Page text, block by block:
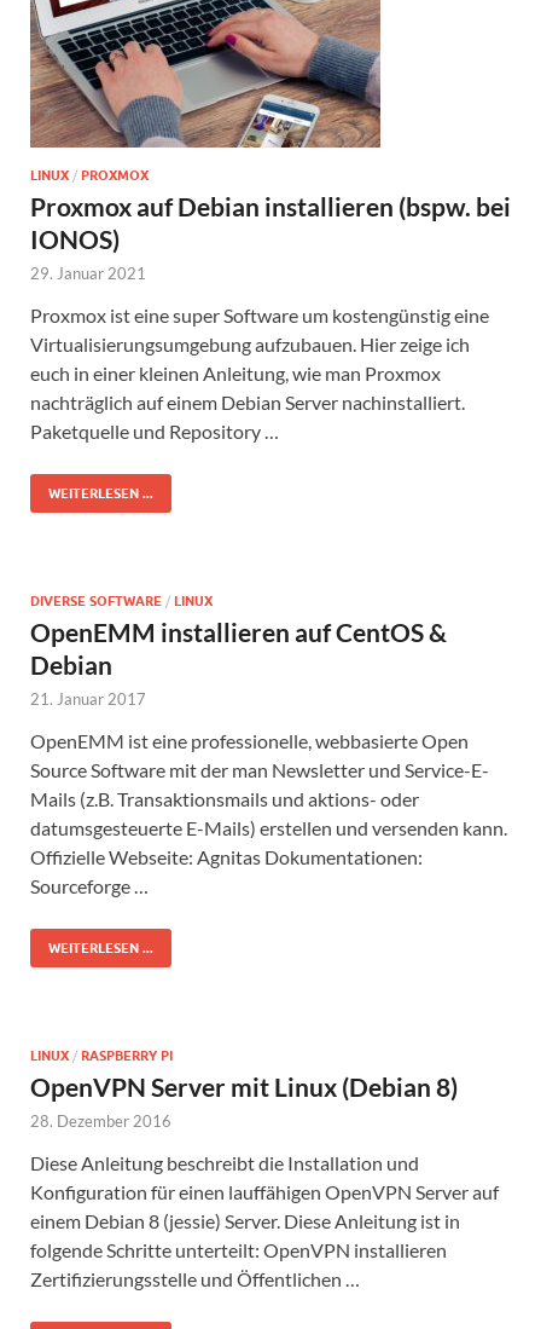
LINUX / PROXMOX
Proxmox auf Debian installieren (bspw. bei
IONOS)
29. Januar 2021
Proxmox ist eine super Software um kostengünstig eine
Virtualisierungsumgebung aufzubauen. Hier zeige ich
euch in einer kleinen Anleitung, wie man Proxmox
nachträglich auf einem Debian Server nachinstalliert.
Paketquelle und Repository …
WEITERLESEN ...
DIVERSE SOFTWARE / LINUX
OpenEMM installieren auf CentOS &
Debian
21. Januar 2017
OpenEMM ist eine professionelle, webbasierte Open
Source Software mit der man Newsletter und Service-E-
Mails (z.B. Transaktionsmails und aktions- oder
datumsgesteuerte E-Mails) erstellen und versenden kann.
Offizielle Webseite: Agnitas Dokumentationen:
Sourceforge …
WEITERLESEN ...
LINUX / RASPBERRY PI
OpenVPN Server mit Linux (Debian 8)
28. Dezember 2016
Diese Anleitung beschreibt die Installation und
Konfiguration für einen lauffähigen OpenVPN Server auf
einem Debian 8 (jessie) Server. Diese Anleitung ist in
folgende Schritte unterteilt: OpenVPN installieren
Zertifizierungsstelle und Öffentlichen …